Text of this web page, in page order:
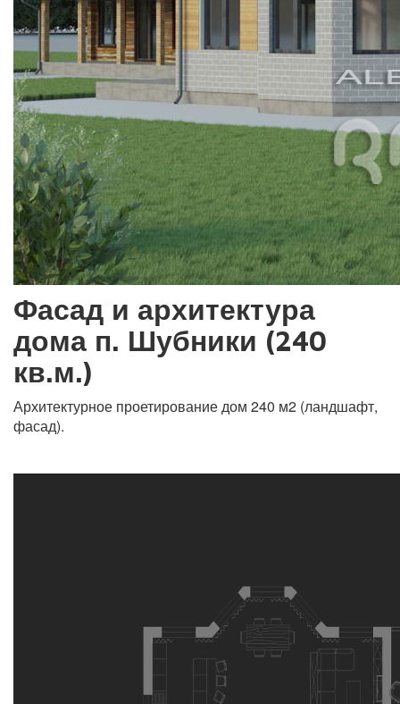
Фасад и архитектура
дома п. Шубники (240
кв.м.)
Архитектурное проетирование дом 240 м2 (ландшафт,
фасад).